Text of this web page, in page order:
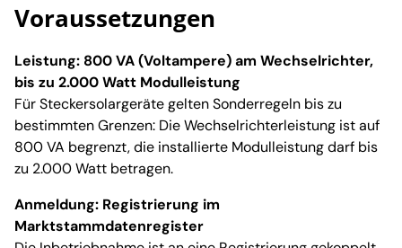
Voraussetzungen
Leistung: 800 VA (Voltampere) am Wechselrichter,
bis zu 2.000 Watt Modulleistung
Für Steckersolargeräte gelten Sonderregeln bis zu
bestimmten Grenzen: Die Wechselrichterleistung ist auf
800 VA begrenzt, die installierte Modulleistung darf bis
zu 2.000 Watt betragen.
Anmeldung: Registrierung im
Marktstammdatenregister